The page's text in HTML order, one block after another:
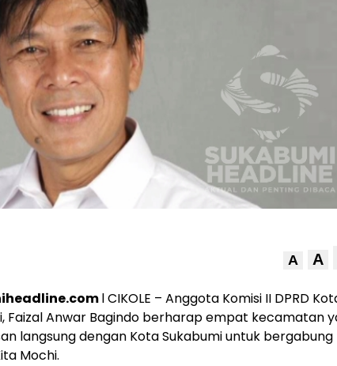
A A
l CIKOLE – Anggota Komisi II DPRD
Faizal Anwar Bagindo berharap empat kecamatan
langsung dengan Kota Sukabumi untuk bergabung
Mochi.